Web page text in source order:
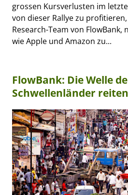
grossen Kursverlusten im
von dieser Rallye zu
Research-Team von FlowBank,
wie Apple und Amazon zu...
FlowBank: Die Welle
Schwellenländer reiten